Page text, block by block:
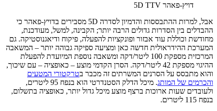
דויץ-פאהר 5D TTV
אבל, למרות ההתבססות והדמיון לסדרה 5D מסבירים בדויץ-פאהר כי
ההבדלים בין הסדרות גדולים הרבה יותר; הקבינה, למשל, מעודכנת,
מחודשת וכוללת עוד אבזור ופונקציות להפעלה, פיקוח ודיאגנוסטיקה. גם
המערכת ההידראולית חדשה כאן ומציעה ספיקה גבוהה יותר – המשאבה
המרכזית מספקת 100 ליטר/דקה ומשאבה נוספת המיועדת להפעלת
ההיגוי מספקת 42 ליטר/דקה. הסרן הקדמי מוצע – כאופציה – עם שיכוך,
והוא מתבסס על הסרנים המשרתים זה מכבר בטרקטורי המטעים
והכרמים של המותג
. מיכל הדלק הסטנדרטי הוא בנפח 95 ליטרים,
ולעובדים שעות ארוכות ברצף מוצע מיכל גדול יותר, כאופציה בתשלום,
בנפח 115 ליטרים.